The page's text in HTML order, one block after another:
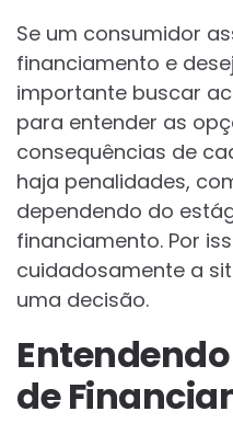
Se um consumidor
financiamento e
importante buscar
para entender as
consequências de
haja penalidades,
dependendo do
financiamento. Por
cuidadosamente a
uma decisão.
de